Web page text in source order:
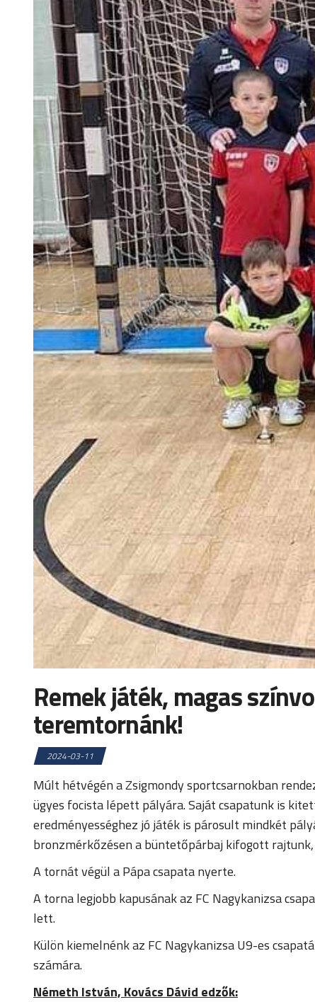
Remek játék, magas
teremtornánk!
2024-03-11
Múlt hétvégén a Zsigmondy sportcsarnokban
ügyes focista lépett pályára. Saját csapatunk is
eredményességhez jó játék is párosult mindkét
bronzmérkőzésen a büntetőpárbaj kifogott
A tornát végül a Pápa csapata nyerte.
A torna legjobb kapusának az FC Nagykanizsa
lett.
Külön kiemelnénk az FC Nagykanizsa U9-es
számára.
Németh István, Kovács Dávid edzők: